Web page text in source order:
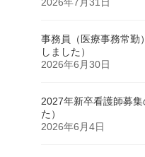
2026年7月31日
事務員（医療事務常勤
しました）
2026年6月30日
2027年新卒看護師募
た）
2026年6月4日